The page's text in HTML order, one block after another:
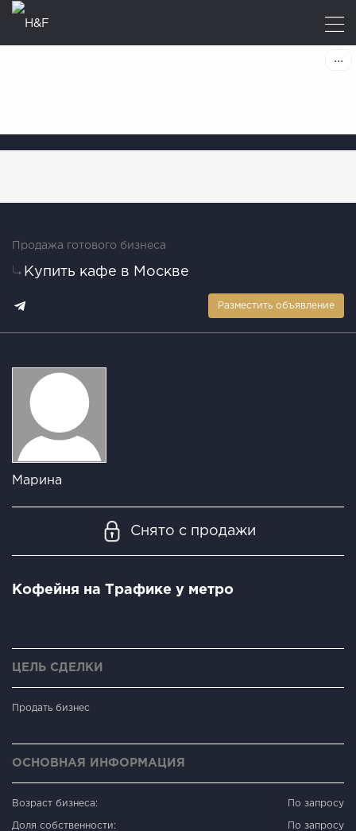
Продажа готового бизнеса
Купить кафе в Москве
Разместить объявление
Марина
Снято с продажи
Кофейня на Трафике у метро
ЦЕЛЬ СДЕЛКИ
Продать бизнес
ОСНОВНАЯ ИНФОРМАЦИЯ
Возраст бизнеса: По запросу
Доля собственности: По запросу